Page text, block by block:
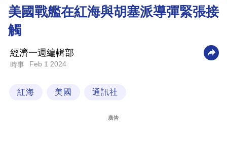
財
業
科
美國戰艦在紅海與胡塞派導彈緊張接
觸
經濟一週編輯部
時事 Feb 1 2024
紅海 美國 通訊社
廣告